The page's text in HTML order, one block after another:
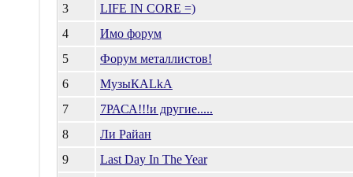
3
LIFE IN CORE =)
4
Имо форум
5
Форум металлистов!
6
МузыКАLkA
7
7РАСА!!!и другие.....
8
Ли Райан
9
Last Day In The Year